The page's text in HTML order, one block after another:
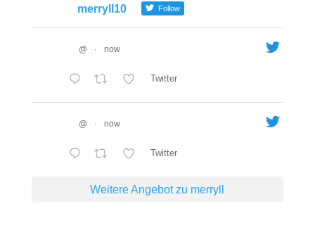
merryll10 Follow
@ · now
Twitter
@ · now
Twitter
Weitere Angebot zu merryll